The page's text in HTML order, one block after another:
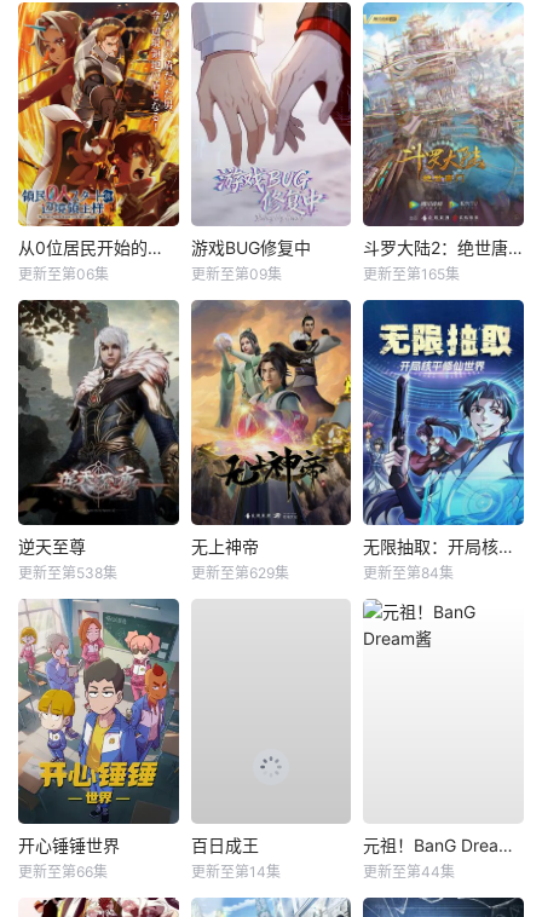
从0位居民开始的边境领主大人
更新至第06集
游戏BUG修复中
更新至第09集
斗罗大陆2：绝世唐门
更新至第165集
逆天至尊
更新至第538集
无上神帝
更新至第629集
无限抽取：开局核平修仙世界动态漫
更新至第84集
开心锤锤世界
更新至第66集
百日成王
更新至第14集
元祖！BanG Dream酱
更新至第44集